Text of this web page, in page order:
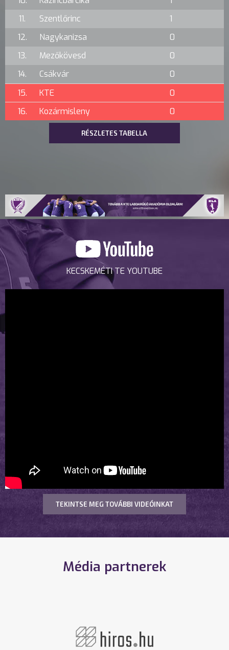
11.
Szentlőrinc
1
12.
Nagykanizsa
0
13.
Mezőkövesd
0
14.
Csákvár
0
15.
KTE
0
16.
Kozármisleny 0
RÉSZLETES TABELLA
KECSKEMÉTI TE YOUTUBE
TEKINTSE MEG TOVÁBBI VIDEÓINKAT
Média partnerek